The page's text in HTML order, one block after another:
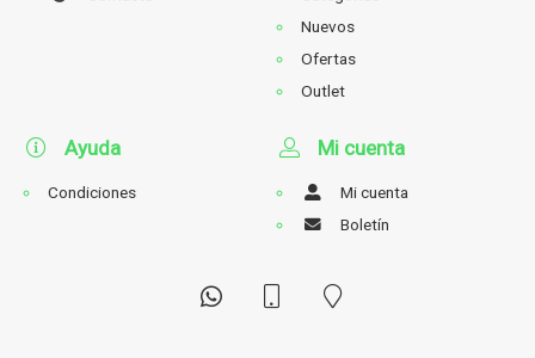
Nuevos
Ofertas
Outlet
Ayuda
Condiciones
Mi cuenta
Mi cuenta
Boletín